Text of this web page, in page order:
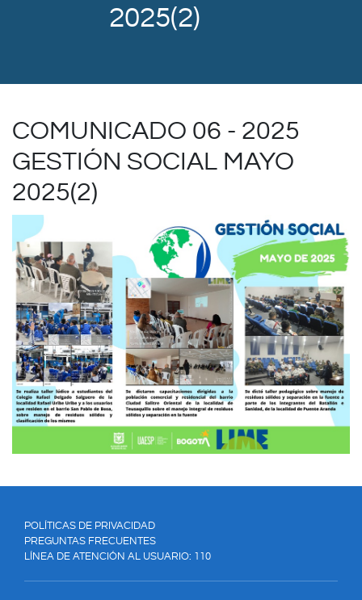
2025(2)
COMUNICADO 06 - 2025
GESTIÓN SOCIAL MAYO
2025(2)
POLÍTICAS DE PRIVACIDAD
PREGUNTAS FRECUENTES
LÍNEA DE ATENCIÓN AL USUARIO: 110